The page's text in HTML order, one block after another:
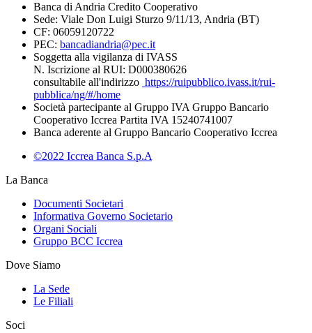
Banca di Andria Credito Cooperativo
Sede: Viale Don Luigi Sturzo 9/11/13, Andria (BT)
CF: 06059120722
PEC: bancadiandria@pec.it
Soggetta alla vigilanza di IVASS
N. Iscrizione al RUI: D000380626
consultabile all'indirizzo https://ruipubblico.ivass.it/rui-
pubblica/ng/#/home
Società partecipante al Gruppo IVA Gruppo Bancario
Cooperativo Iccrea Partita IVA 15240741007
Banca aderente al Gruppo Bancario Cooperativo Iccrea
©2022 Iccrea Banca S.p.A
La Banca
Documenti Societari
Informativa Governo Societario
Organi Sociali
Gruppo BCC Iccrea
Dove Siamo
La Sede
Le Filiali
Soci